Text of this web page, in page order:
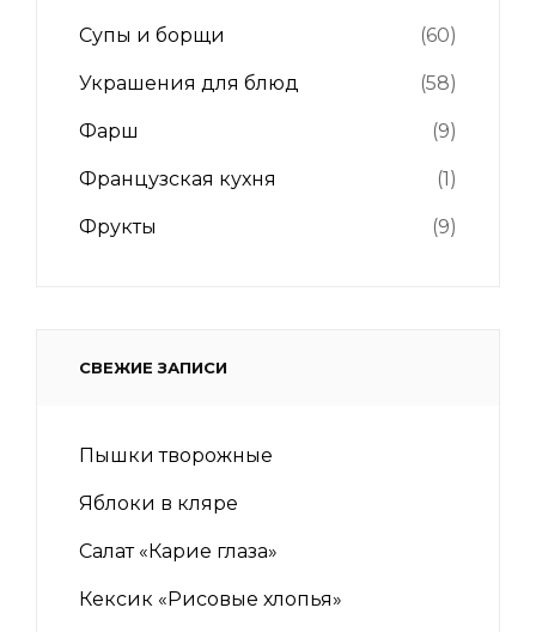
Супы и борщи (60)
Украшения для блюд (58)
Фарш (9)
Французская кухня (1)
Фрукты (9)
СВЕЖИЕ ЗАПИСИ
Пышки творожные
Яблоки в кляре
Салат «Карие глаза»
Кексик «Рисовые хлопья»